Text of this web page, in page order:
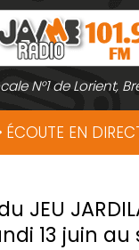
N°1 de Lorient,
ÉCOUTE EN
JEU
13 juin au